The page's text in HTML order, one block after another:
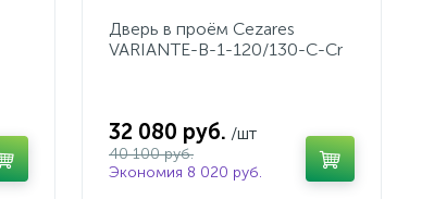
Дверь в проём Cezares
VARIANTE-B-1-120/130-C-Cr
32 080 руб. /шт
40 100 руб.
Экономия 8 020 руб.